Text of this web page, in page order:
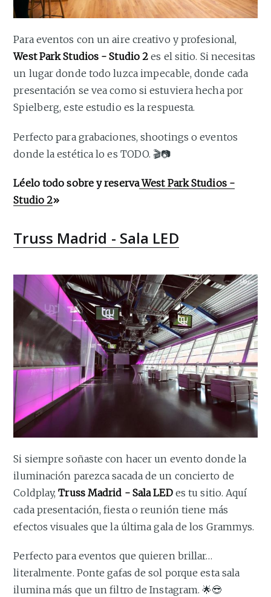
Para eventos con un aire creativo y profesional,
West Park Studios - Studio 2 es el sitio. Si necesitas
un lugar donde todo luzca impecable, donde cada
presentación se vea como si estuviera hecha por
Spielberg, este estudio es la respuesta.
Perfecto para grabaciones, shootings o eventos
donde la estética lo es TODO. 🎬📷
Léelo todo sobre y reservaWest Park Studios -
Studio 2»
Truss Madrid - Sala LED
Si siempre soñaste con hacer un evento donde la
iluminación parezca sacada de un concierto de
Coldplay,Truss Madrid - Sala LEDes tu sitio. Aquí
cada presentación, fiesta o reunión tiene más
efectos visuales que la última gala de los Grammys.
Perfecto para eventos que quieren brillar…
literalmente. Ponte gafas de sol porque esta sala
ilumina más que un filtro de Instagram. 🌟😎